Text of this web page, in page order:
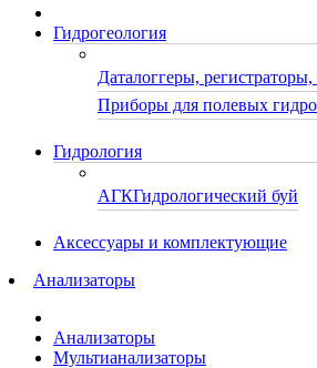
Гидрогеология
Даталоггеры,
Приборы для полевых
Гидрология
АГКГидрологический буй
Аксессуары и комплектующие
Анализаторы
Анализаторы
Мультианализаторы